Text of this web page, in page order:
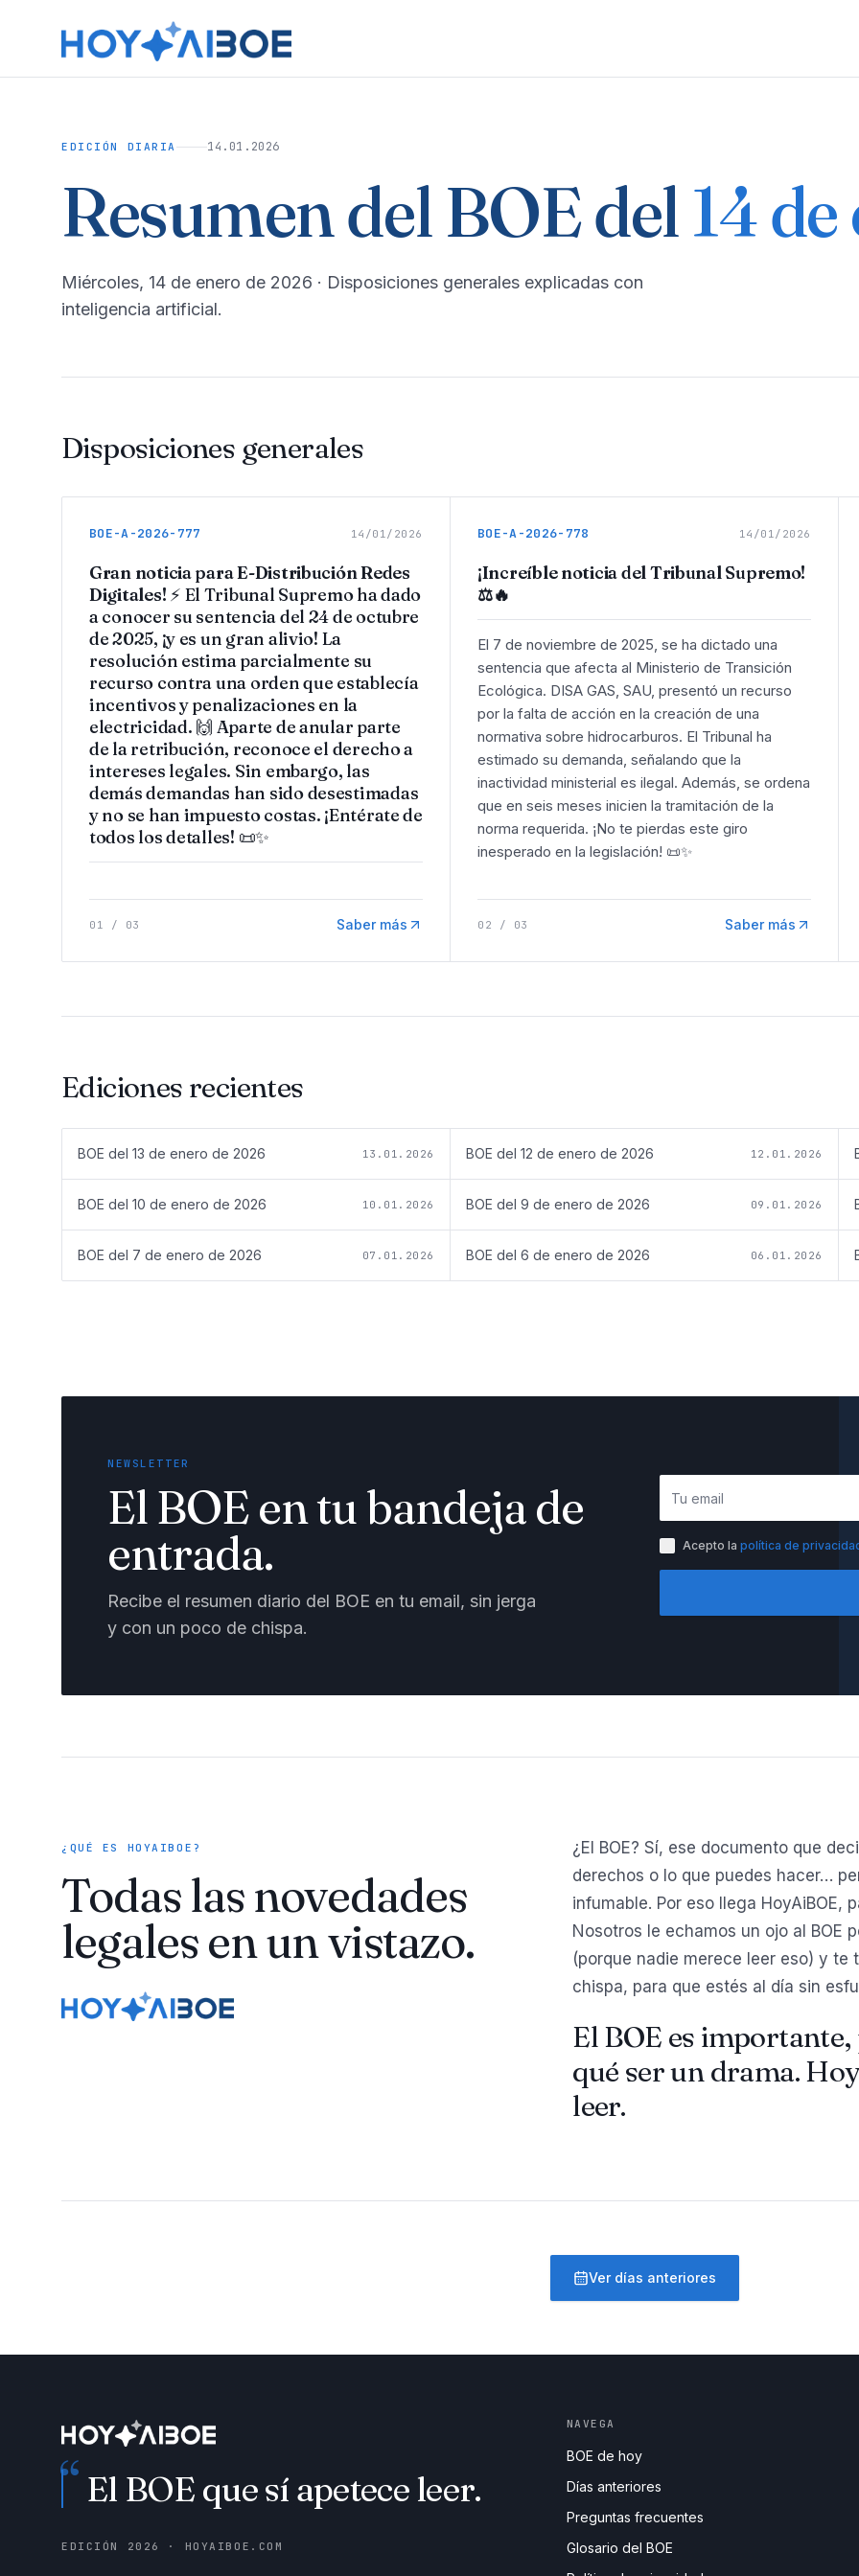
EDICIÓN DIARIA 14.01.2026
Resumen del BOE del14
miércoles, 14 de enero de 2026 · Disposiciones generales explicadas con
inteligencia artificial.
Disposiciones generales
BOE-A-2026-777 14/01/2026
Gran noticia para E-Distribución Redes
Digitales! ⚡ El Tribunal Supremo ha dado
a conocer su sentencia del 24 de octubre
de 2025, ¡y es un gran alivio! La
resolución estima parcialmente su
recurso contra una orden que establecía
incentivos y penalizaciones en la
electricidad. 🙌 Aparte de anular parte
de la retribución, reconoce el derecho a
intereses legales. Sin embargo, las
demás demandas han sido desestimadas
y no se han impuesto costas. ¡Entérate de
todos los detalles! 📜✨
01 / 03 Saber más
BOE-A-2026-778 14/01/2026
¡Increíble noticia del Tribunal Supremo!
⚖️🔥
El 7 de noviembre de 2025, se ha dictado una
sentencia que afecta al Ministerio de Transición
Ecológica. DISA GAS, SAU, presentó un recurso
por la falta de acción en la creación de una
normativa sobre hidrocarburos. El Tribunal ha
estimado su demanda, señalando que la
inactividad ministerial es ilegal. Además, se ordena
que en seis meses inicien la tramitación de la
norma requerida. ¡No te pierdas este giro
inesperado en la legislación! 📜✨
02 / 03 Saber más
Ediciones recientes
BOE del 13 de enero de 2026 13.01.2026 BOE del 12 de enero de 2026 12.01.2026
BOE del 10 de enero de 2026 10.01.2026 BOE del 9 de enero de 2026 09.01.2026
BOE del 7 de enero de 2026 07.01.2026 BOE del 6 de enero de 2026 06.01.2026
NEWSLETTER
El BOE en tu bandeja de
entrada.
Recibe el resumen diario del BOE en tu email, sin jerga
y con un poco de chispa.
Acepto la política de
¿QUÉ ES HOYAIBOE?
Todas las novedades
legales en un vistazo.
¿El BOE? Sí, ese documento que
derechos o lo que puedes hacer…
infumable. Por eso llega HoyAiBOE,
Nosotros le echamos un ojo al BOE
(porque nadie merece leer eso) y
chispa, para que estés al día sin
El BOE es
qué ser un drama.
leer.
Ver días anteriores
“ El BOE que sí apetece leer.
EDICIÓN 2026 · HOYAIBOE.COM
NAVEGA
BOE de hoy
Días anteriores
Preguntas frecuentes
Glosario del BOE